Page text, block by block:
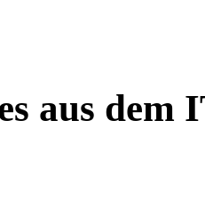
aus dem